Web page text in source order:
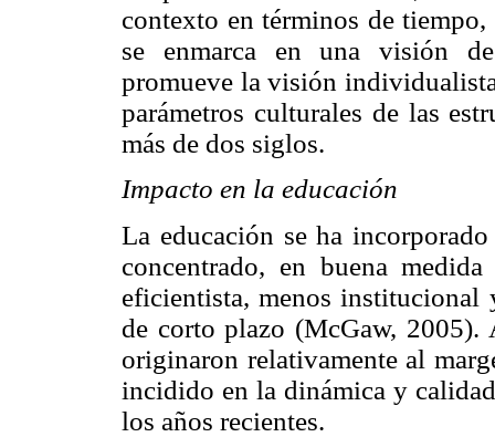
contexto en términos de
se enmarca en una visión de
promueve la visión
parámetros culturales de las
más de dos siglos.
Impacto en la educación
La educación se ha
concentrado, en buena
eficientista, menos institucional
de corto plazo (McGaw, 2005).
originaron relativamente al
incidido en la dinámica y
los años recientes.